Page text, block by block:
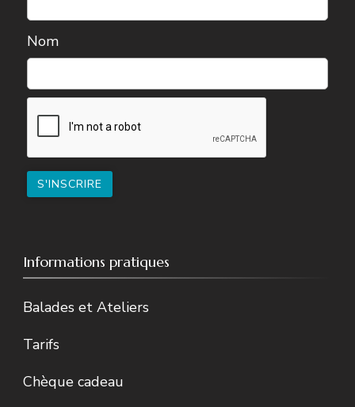
Nom
Informations pratiques
Balades et Ateliers
Tarifs
Chèque cadeau